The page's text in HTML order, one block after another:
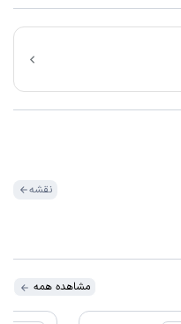
نقشه
تماس
07:00:00 تا 22:30:00
مشاهده همه